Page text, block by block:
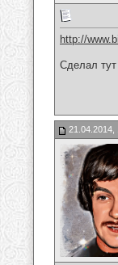
http://
Сделал тут
21.04.2014,